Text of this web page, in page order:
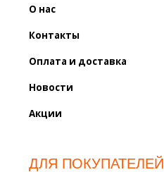
О нас
Контакты
Оплата и доставка
Новости
Акции
ДЛЯ ПОКУПАТЕЛЕЙ